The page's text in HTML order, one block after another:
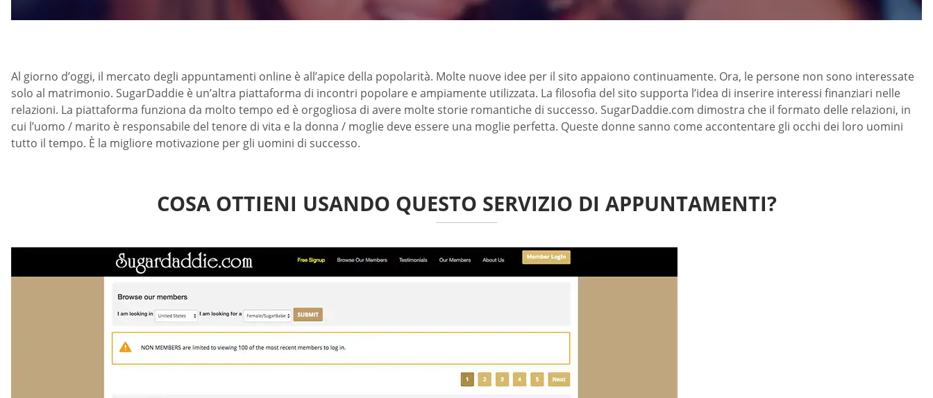
Al giorno d’oggi, il mercato degli appuntamenti online è all’apice della popolarità. Molte nuove idee per il sito appaiono continuamente. Ora, le persone non sono interessate
solo al matrimonio. SugarDaddie è un’altra piattaforma di incontri popolare e ampiamente utilizzata. La filosofia del sito supporta l’idea di inserire interessi finanziari nelle
relazioni. La piattaforma funziona da molto tempo ed è orgogliosa di avere molte storie romantiche di successo. SugarDaddie.com dimostra che il formato delle relazioni, in
cui l’uomo / marito è responsabile del tenore di vita e la donna / moglie deve essere una moglie perfetta. Queste donne sanno come accontentare gli occhi dei loro uomini
tutto il tempo. È la migliore motivazione per gli uomini di successo.
COSA OTTIENI USANDO QUESTO SERVIZIO DI APPUNTAMENTI?